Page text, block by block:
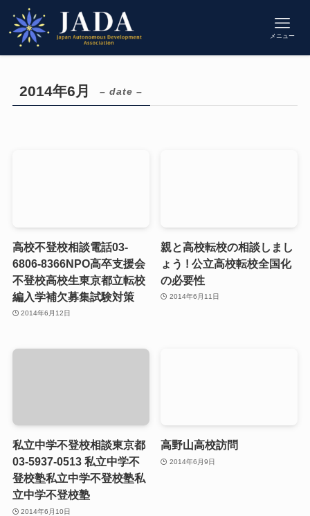
メニュー
2014年6月 – date –
高校不登校相談電話03-
6806-8366NPO高卒支援会
不登校高校生東京都立転校
編入学補欠募集試験対策
2014年6月12日
親と高校転校の相談しまし
ょう ! 公立高校転校全国化
の必要性
2014年6月11日
私立中学不登校相談東京都
03-5937-0513 私立中学不
登校塾私立中学不登校塾私
立中学不登校塾
2014年6月10日
高野山高校訪問
2014年6月9日